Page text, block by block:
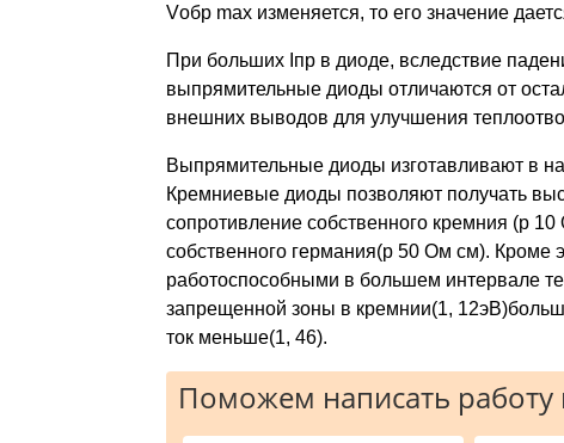
Vобр max изменяется, то его значение
При больших Iпр в диоде, вследствие
выпрямительные диоды отличаются от
внешних выводов для улучшения
Выпрямительные диоды изготавливают в
Кремниевые диоды позволяют получать
сопротивление собственного кремния (p
собственного германия(p 50 Ом см). Кроме
работоспособными в большем интервале
запрещенной зоны в кремнии(1,
ток меньше(1, 46).
Поможем написать работу